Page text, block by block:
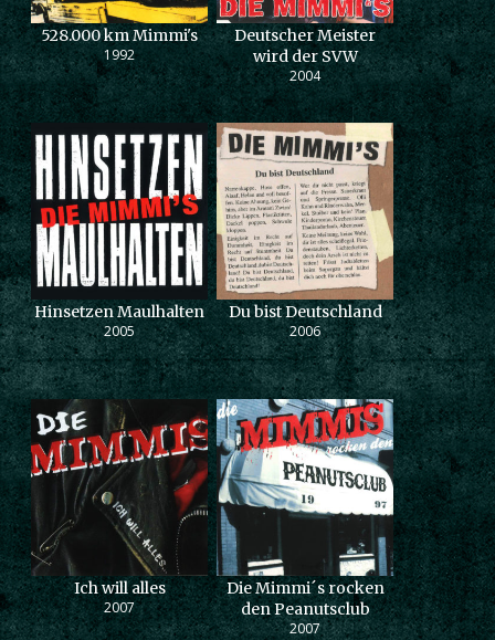
528.000 km Mimmi's
1992
Deutscher Meister
wird der SVW
2004
Hinsetzen Maulhalten
2005
Du bist Deutschland
2006
Ich will alles
2007
Die Mimmi´s rocken
den Peanutsclub
2007